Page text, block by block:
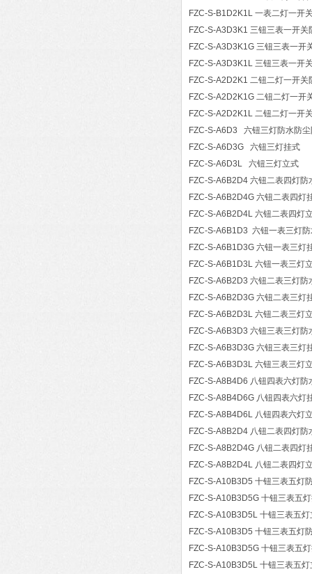
FZC-S-B1D2K1L 一表二灯一开
FZC-S-A3D3K1 三钮三表一开
FZC-S-A3D3K1G 三钮三表一开
FZC-S-A3D3K1L 三钮三表一开
FZC-S-A2D2K1 二钮二灯一开
FZC-S-A2D2K1G 二钮二灯一开
FZC-S-A2D2K1L 二钮二灯一开
FZC-S-A6D3 六钮三灯防水防
FZC-S-A6D3G 六钮三灯挂式
FZC-S-A6D3L 六钮三灯立式
FZC-S-A6B2D4 六钮二表四灯防
FZC-S-A6B2D4G 六钮二表四灯
FZC-S-A6B2D4L 六钮二表四灯
FZC-S-A6B1D3 六钮一表三灯
FZC-S-A6B1D3G 六钮一表三灯
FZC-S-A6B1D3L 六钮一表三灯
FZC-S-A6B2D3 六钮二表三灯防
FZC-S-A6B2D3G 六钮二表三灯
FZC-S-A6B2D3L 六钮二表三灯
FZC-S-A6B3D3 六钮三表三灯防
FZC-S-A6B3D3G 六钮三表三灯
FZC-S-A6B3D3L 六钮三表三灯
FZC-S-A8B4D6 八钮四表六灯防
FZC-S-A8B4D6G 八钮四表六灯
FZC-S-A8B4D6L 八钮四表六灯
FZC-S-A8B2D4 八钮二表四灯防
FZC-S-A8B2D4G 八钮二表四灯
FZC-S-A8B2D4L 八钮二表四灯
FZC-S-A10B3D5 十钮三表五灯
FZC-S-A10B3D5G 十钮三表五
FZC-S-A10B3D5L 十钮三表五灯
FZC-S-A10B3D5 十钮三表五灯
FZC-S-A10B3D5G 十钮三表五
FZC-S-A10B3D5L 十钮三表五灯